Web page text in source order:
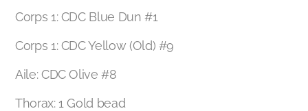
Corps 1: CDC Blue Dun #1
Corps 1: CDC Yellow (Old) #9
Aile: CDC Olive #8
Thorax: 1 Gold bead